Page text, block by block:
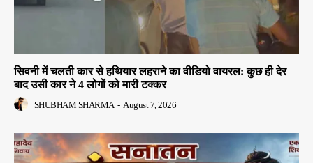
सिवनी में चलती कार से हथियार लहराने का वीडियो वायरल: कुछ ही देर
बाद उसी कार ने 4 लोगों को मारी टक्कर
SHUBHAM SHARMA - August 7, 2026